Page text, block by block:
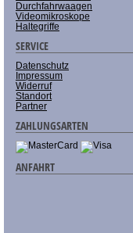
Durchfahrwaagen
Videomikroskope
Haltegriffe
SERVICE
Datenschutz
Impressum
Widerruf
Standort
Partner
ZAHLUNGSARTEN
ANFAHRT